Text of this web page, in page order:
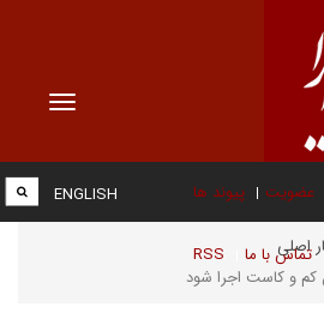
Toggle
عضویت پیوند ها
تماس با ما RSS
ENGLISH
اصلی
کم و کاست اجرا شود